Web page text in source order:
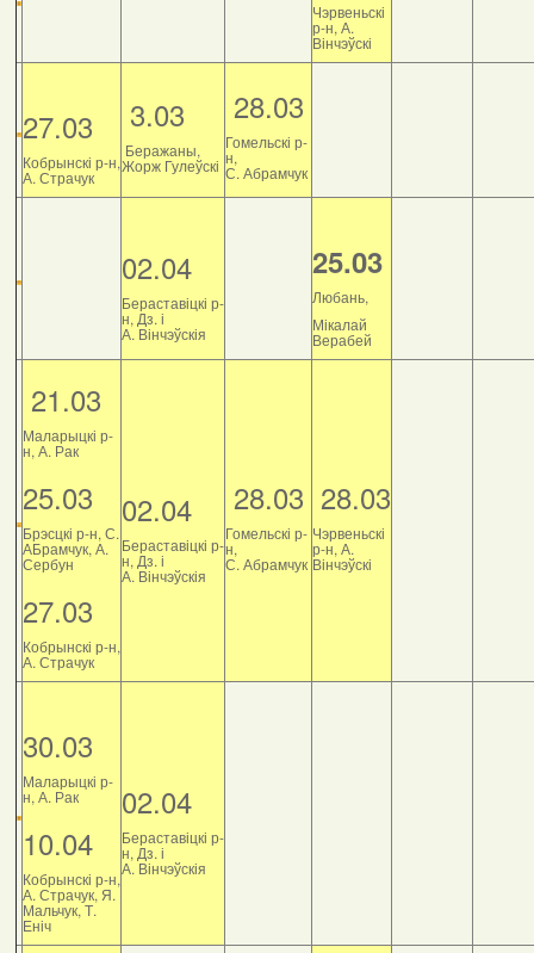
Чэрвеньскі
р-н, А.
Вінчэўскі
27.03
Кобрынскі р-н,
А. Страчук
3.03
Беражаны,
Жорж Гулеўскі
28.03
Гомельскі р-
н,
С. Абрамчук
02.04
Бераставіцкі р-
н, Дз. і
А. Вінчэўскія
25.03
Любань,
Мікалай
Верабей
21.03
Маларыцкі р-
н, А. Рак
25.03
Брэсцкі р-н, С.
АБрамчук, А.
Сербун
27.03
Кобрынскі р-н,
А. Страчук
02.04
Бераставіцкі р-
н, Дз. і
А. Вінчэўскія
28.03
Гомельскі р-
н,
С. Абрамчук
28.03
Чэрвеньскі
р-н, А.
Вінчэўскі
30.03
Маларыцкі р-
н, А. Рак
10.04
Кобрынскі р-н,
А. Страчук, Я.
Мальчук, Т.
Еніч
02.04
Бераставіцкі р-
н, Дз. і
А. Вінчэўскія